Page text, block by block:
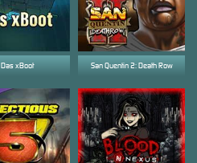
San Quentin 2: Death Row
Das xBoot